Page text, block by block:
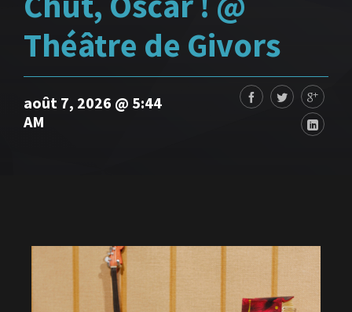
Théâtre de Givors
août 7, 2026 @ 5:44
AM